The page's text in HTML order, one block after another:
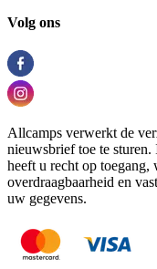
Volg ons
Allcamps verwerkt de
nieuwsbrief toe te
heeft u recht op
overdraagbaarheid en
uw gegevens.